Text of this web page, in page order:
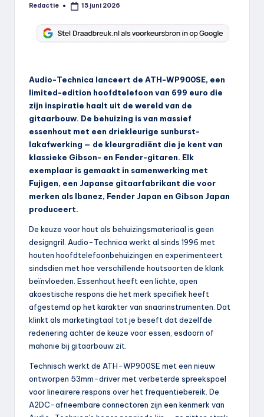
Geplaatst
Redactie 15 juni 2026
Audio-Technica lanceert de ATH-WP900SE, een
limited-edition hoofdtelefoon van 699 euro die
zijn inspiratie haalt uit de wereld van de
gitaarbouw. De behuizing is van massief
essenhout met een driekleurige sunburst-
lakafwerking — de kleurgradiënt die je kent van
klassieke Gibson- en Fender-gitaren. Elk
exemplaar is gemaakt in samenwerking met
Fujigen, een Japanse gitaarfabrikant die voor
merken als Ibanez, Fender Japan en Gibson Japan
produceert.
De keuze voor hout als behuizingsmateriaal is geen
designgril. Audio-Technica werkt al sinds 1996 met
houten hoofdtelefoonbehuizingen en experimenteert
sindsdien met hoe verschillende houtsoorten de klank
beïnvloeden. Essenhout heeft een lichte, open
akoestische respons die het merk specifiek heeft
afgestemd op het karakter van snaarinstrumenten. Dat
klinkt als marketingtaal tot je beseft dat dezelfde
redenering achter de keuze voor essen, esdoorn of
mahonie bij gitaarbouw zit.
Technisch werkt de ATH-WP900SE met een nieuw
ontworpen 53mm-driver met verbeterde spreekspoel
voor lineairere respons over het frequentiebereik. De
A2DC-afneembare connectoren zijn een kenmerk van